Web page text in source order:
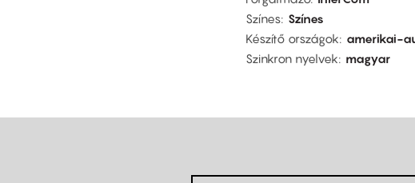
Színes Színes
Készítő országok
amerikai-
Szinkron nyelvek
magyar